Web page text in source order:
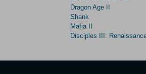
Dragon Age II
Shank
Mafia II
Disciples III: